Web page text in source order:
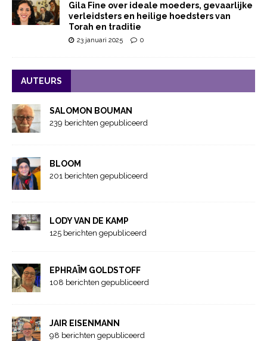
Gila Fine over ideale moeders, gevaarlijke
verleidsters en heilige hoedsters van
Torah en traditie
23 januari 2025 0
AUTEURS
SALOMON BOUMAN
239 berichten gepubliceerd
BLOOM
201 berichten gepubliceerd
LODY VAN DE KAMP
125 berichten gepubliceerd
EPHRAÏM GOLDSTOFF
108 berichten gepubliceerd
JAIR EISENMANN
98 berichten gepubliceerd